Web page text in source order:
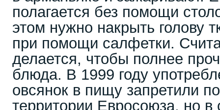
полагается без помощи
этом нужно накрыть голову
при помощи салфетки.
делается, чтобы полнее
блюда. В 1999 году
овсянок в пищу запретили
территории Евросоюза, но в